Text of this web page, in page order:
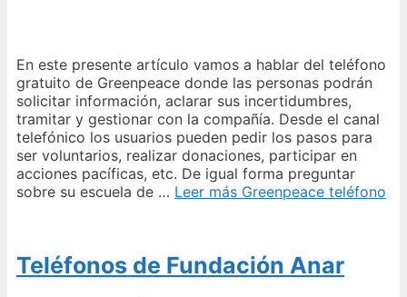
En este presente artículo vamos a hablar del teléfono
gratuito de Greenpeace donde las personas podrán
solicitar información, aclarar sus incertidumbres,
tramitar y gestionar con la compañía. Desde el canal
telefónico los usuarios pueden pedir los pasos para
ser voluntarios, realizar donaciones, participar en
acciones pacíficas, etc. De igual forma preguntar
sobre su escuela de … Leer más Greenpeace teléfono
Teléfonos de Fundación Anar